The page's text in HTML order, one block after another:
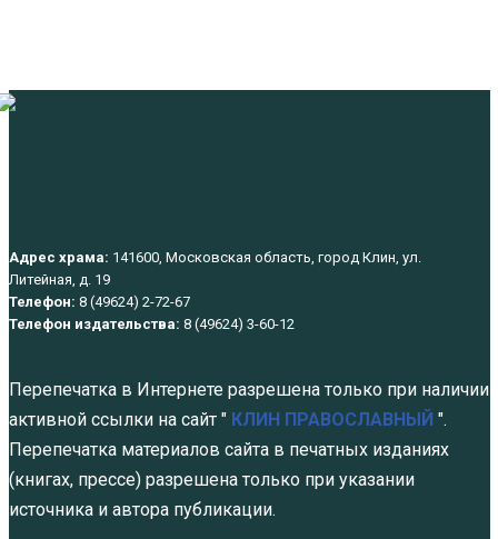
Адрес храма: 141600, Московская область, город Клин, ул.
Литейная, д. 19
Телефон: 8 (49624) 2-72-67
Телефон издательства: 8 (49624) 3-60-12
Перепечатка в Интернете разрешена только при наличии
активной ссылки на сайт " КЛИН ПРАВОСЛАВНЫЙ ".
Перепечатка материалов сайта в печатных изданиях
(книгах, прессе) разрешена только при указании
источника и автора публикации.